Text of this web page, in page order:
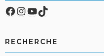
Facebook
Compte Instagram
YouTube
TikTok
RECHERCHE